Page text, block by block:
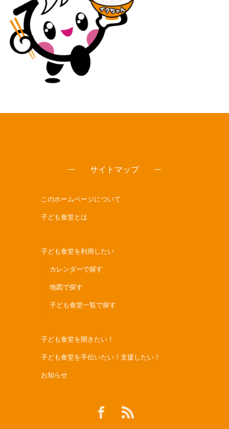
サイトマップ
このホームページについて
子ども食堂とは
子ども食堂を利用したい
カレンダーで探す
地図で探す
子ども食堂一覧で探す
子ども食堂を開きたい！
子ども食堂を手伝いたい！支援したい！
お知らせ